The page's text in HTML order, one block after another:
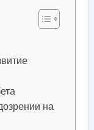
на